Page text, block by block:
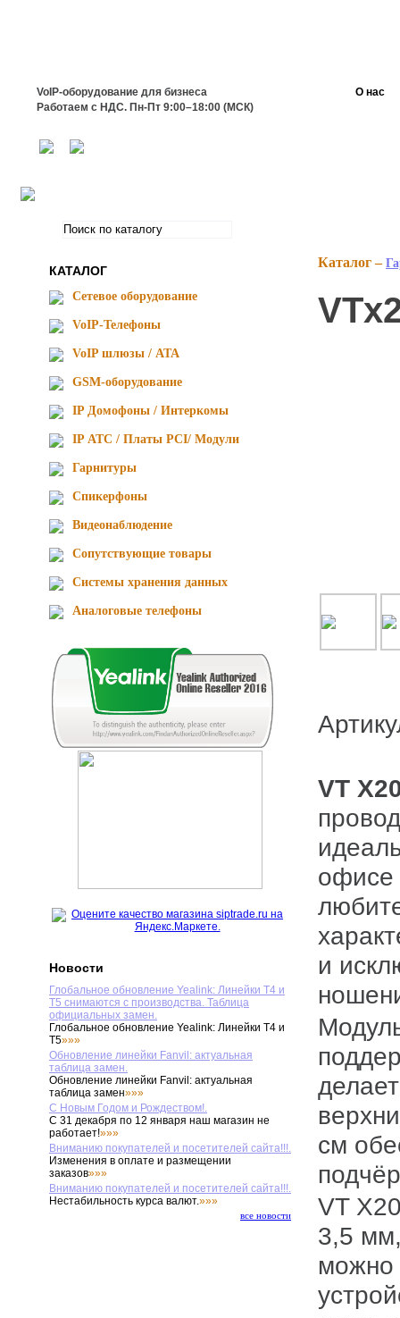
VoIP-оборудование для бизнеса
Работаем с НДС. Пн-Пт 9:00–18:00 (МСК)
О нас
КАТАЛОГ
Сетевое оборудование
VoIP-Телефоны
VoIP шлюзы / ATA
GSM-оборудование
IP Домофоны / Интеркомы
IP АТС / Платы PCI/ Модули
Гарнитуры
Спикерфоны
Видеонаблюдение
Сопутствующие товары
Cистемы хранения данных
Аналоговые телефоны
Новости
Глобальное обновление Yealink: Линейки T4 и
T5 снимаются с производства. Таблица
официальных замен.
Глобальное обновление Yealink: Линейки T4 и
T5»»»
Обновление линейки Fanvil: актуальная
таблица замен.
Обновление линейки Fanvil: актуальная
таблица замен»»»
С Новым Годом и Рождеством!.
С 31 декабря по 12 января наш магазин не
работает!»»»
Вниманию покупателей и посетителей сайта!!!.
Изменения в оплате и размещении
заказов»»»
Вниманию покупателей и посетителей сайта!!!.
Нестабильность курса валют.»»»
все новости
Каталог –
VT
офисе
и
Модуль АЦП звуковой карты
см
VT X208 поставляется с разъемами USB и
3,5
можно